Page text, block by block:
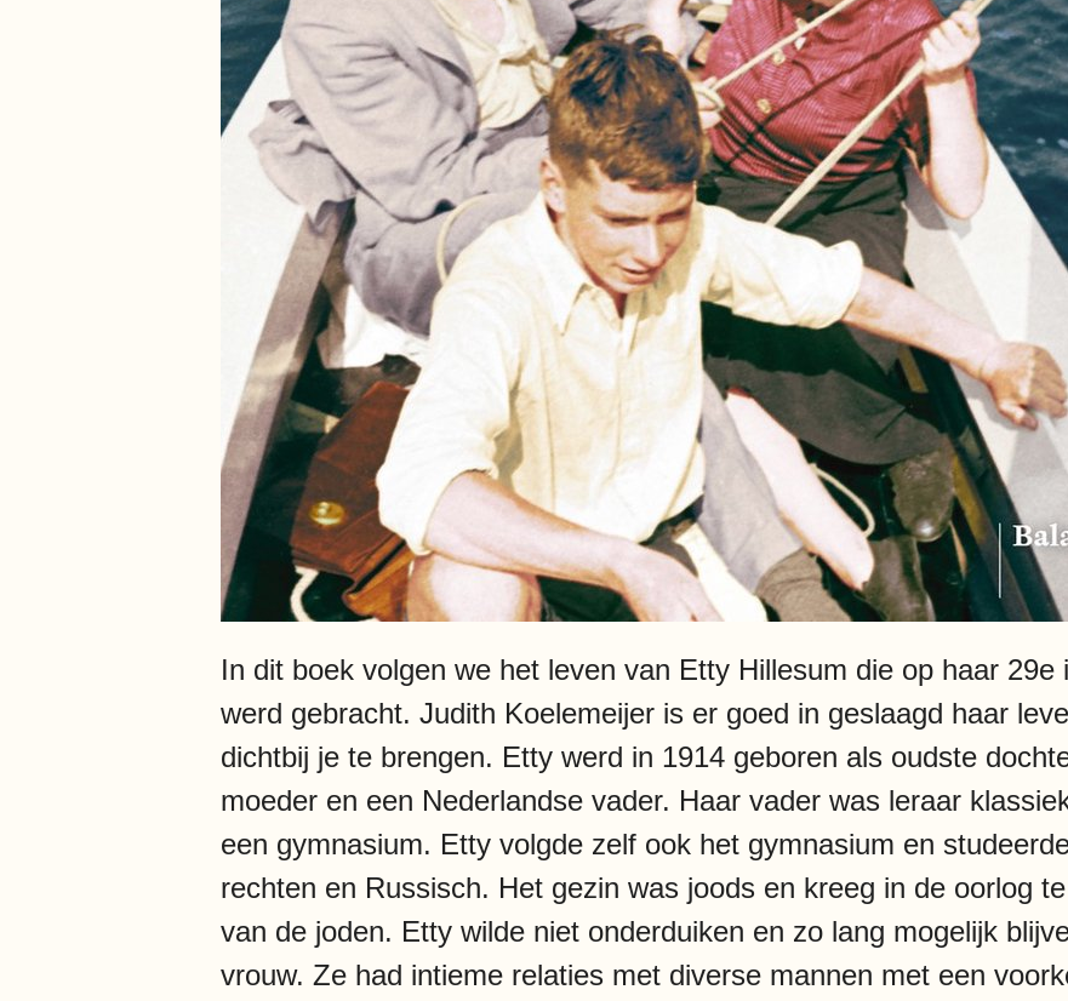
In dit boek volgen we het leven van Etty Hillesum die op haar
werd gebracht. Judith Koelemeijer is er goed in geslaagd haar
dichtbij je te brengen. Etty werd in 1914 geboren als oudste
moeder en een Nederlandse vader. Haar vader was leraar
een gymnasium. Etty volgde zelf ook het gymnasium en
rechten en Russisch. Het gezin was joods en kreeg in de oorlog
van de joden. Etty wilde niet onderduiken en zo lang mogelijk
vrouw. Ze had intieme relaties met diverse mannen met een